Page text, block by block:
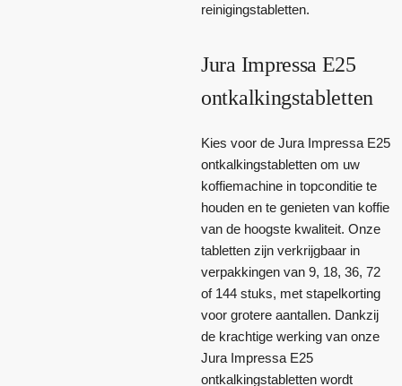
reinigingstabletten.
Jura Impressa E25
ontkalkingstabletten
Kies voor de Jura Impressa E25
ontkalkingstabletten om uw
koffiemachine in topconditie te
houden en te genieten van koffie
van de hoogste kwaliteit. Onze
tabletten zijn verkrijgbaar in
verpakkingen van 9, 18, 36, 72
of 144 stuks, met stapelkorting
voor grotere aantallen. Dankzij
de krachtige werking van onze
Jura Impressa E25
ontkalkingstabletten wordt